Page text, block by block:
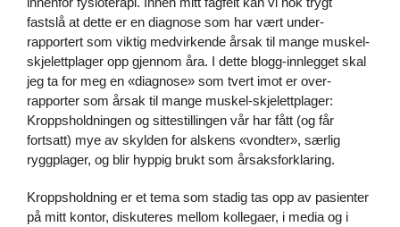
fastslå at dette er en diagnose som har vært under-
rapportert som viktig medvirkende årsak til mange muskel-
skjelettplager opp gjennom åra. I dette blogg-innlegget skal
jeg ta for meg en «diagnose» som tvert imot er over-
rapporter som årsak til mange muskel-skjelettplager:
Kroppsholdningen og sittestillingen vår har fått (og får
fortsatt) mye av skylden for alskens «vondter», særlig
ryggplager, og blir hyppig brukt som årsaksforklaring.
Kroppsholdning er et tema som stadig tas opp av pasienter
på mitt kontor, diskuteres mellom kollegaer, i media og i